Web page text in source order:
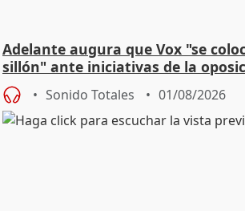
Adelante augura que Vox "se
sillón" ante iniciativas de la
Sonido Totales 01/08/2026